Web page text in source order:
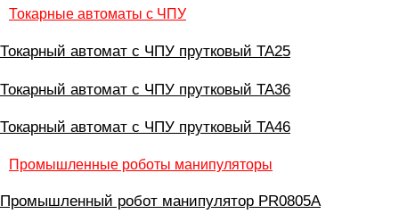
Токарные автоматы с ЧПУ
Токарный автомат с ЧПУ прутковый ТА25
Токарный автомат с ЧПУ прутковый ТА36
Токарный автомат с ЧПУ прутковый ТА46
Промышленные роботы манипуляторы
Промышленный робот манипулятор PR0805A